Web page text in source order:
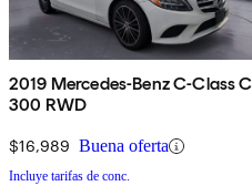
2019 Mercedes-Benz C-Class C
300 RWD
$16,989 Buena oferta
Incluye tarifas de conc.